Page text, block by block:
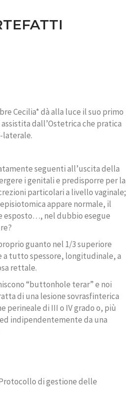
Cecilia* dà alla luce il suo primo
assistita dall’Ostetrica che pratica
laterale.
seguenti all’uscita della
i genitali e predisporre per la
particolari a livello vaginale;
appare normale, il
esposto…, nel dubbio esegue
guanto nel 1/3 superiore
a tutto spessore, longitudinale, a
rettale.
“buttonhole terar” e noi
di una lesione sovrasfinterica
perineale di III o IV grado o, più
indipendentemente da una
di gestione delle